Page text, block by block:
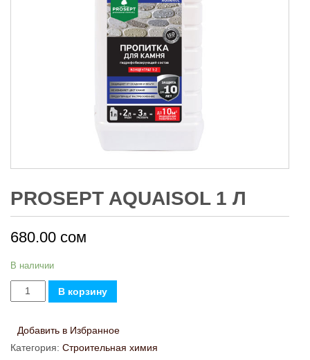
PROSEPT AQUAISOL 1 Л
680.00 сом
В наличии
Количество
товара
В корзину
Добавить в Избранное
Категория: Строительная химия